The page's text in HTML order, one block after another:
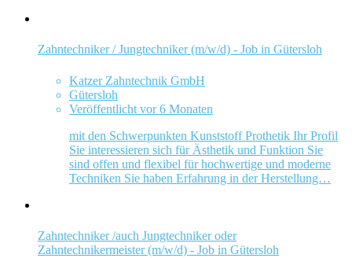
Zahntechniker / Jungtechniker (m/w/d) - Job in Gütersloh
Katzer Zahntechnik GmbH
Gütersloh
Veröffentlicht vor 6 Monaten
mit den Schwerpunkten Kunststoff Prothetik Ihr Profil
Sie interessieren sich für Ästhetik und Funktion Sie
sind offen und flexibel für hochwertige und moderne
Techniken Sie haben Erfahrung in der Herstellung…
Zahntechniker /auch Jungtechniker oder
Zahntechnikermeister (m/w/d) - Job in Gütersloh